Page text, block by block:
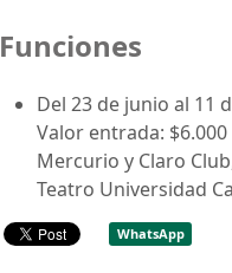
Funciones
Del 23 de junio al 11
Valor entrada:
Mercurio y Claro
Teatro Universidad
WhatsApp